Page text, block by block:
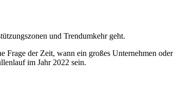
und Trendumkehr geht.
Frage der Zeit, wann ein großes Unternehmen oder
im Jahr 2022 sein.